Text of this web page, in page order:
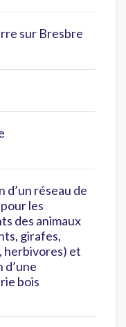
sur Bresbre
d’un réseau de
les
des animaux
girafes,
herbivores) et
d’une
bois